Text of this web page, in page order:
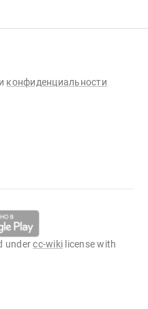
и конфиденциальности
undercc-wiki license with